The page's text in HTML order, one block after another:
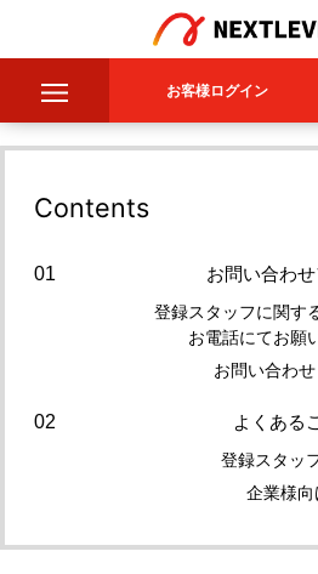
ン
ン
お客様ログイン
Contents
お問い合わ
登録スタッフに関す
お電話にてお願
お問い合わ
よくある
登録スタッ
企業様向